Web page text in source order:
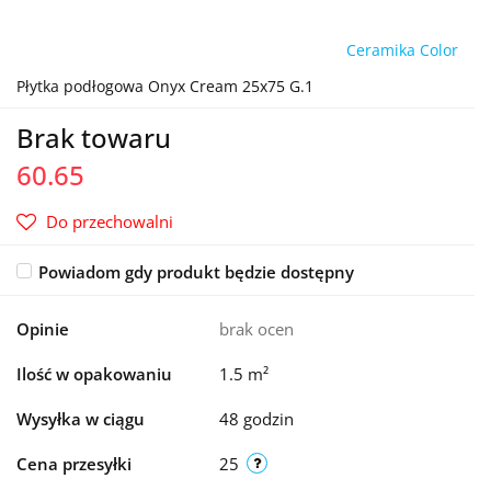
Ceramika Color
Płytka podłogowa Onyx Cream 25x75 G.1
Brak towaru
60.65
Do przechowalni
Powiadom gdy produkt będzie dostępny
Opinie brak ocen
Ilość w opakowaniu 1.5 m²
Wysyłka w ciągu 48 godzin
Cena przesyłki 25